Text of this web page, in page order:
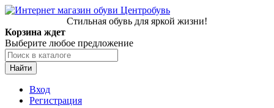
Стильная обувь для яркой жизни!
Корзина ждет
Выберите любое предложение
Найти
Вход
Регистрация